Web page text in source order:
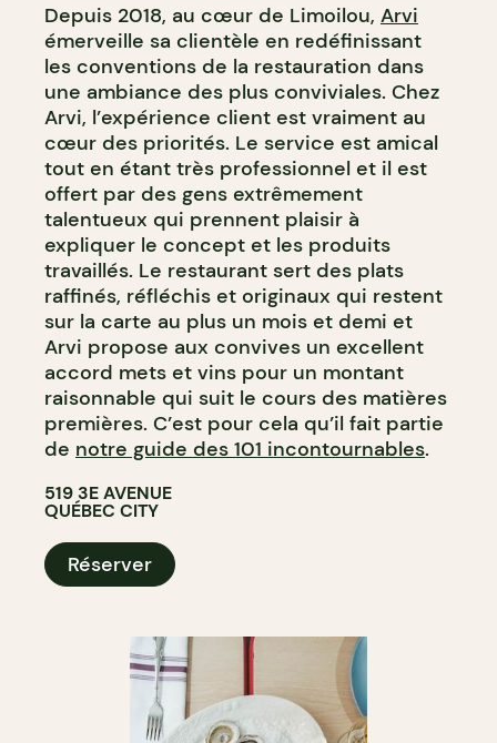
Depuis 2018, au cœur de Limoilou, Arvi
émerveille sa clientèle en redéfinissant
les conventions de la restauration dans
une ambiance des plus conviviales. Chez
Arvi, l’expérience client est vraiment au
cœur des priorités. Le service est amical
tout en étant très professionnel et il est
offert par des gens extrêmement
talentueux qui prennent plaisir à
expliquer le concept et les produits
travaillés. Le restaurant sert des plats
raffinés, réfléchis et originaux qui restent
sur la carte au plus un mois et demi et
Arvi propose aux convives un excellent
accord mets et vins pour un montant
raisonnable qui suit le cours des matières
premières. C’est pour cela qu’il fait partie
de notre guide des 101 incontournables.
519 3E AVENUE
QUÉBEC CITY
Réserver